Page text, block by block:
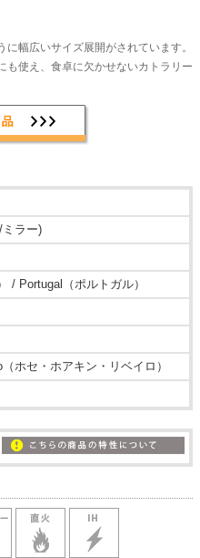
幅広いサイズ展開がされています。
も使え、食卓に欠かせないカトラリー
ラー)
/ Portugal（ポルトガル）
ホセ・ホアキン・リベイロ）